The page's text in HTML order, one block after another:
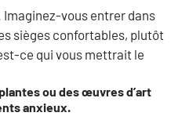
Imaginez-vous entrer dans
sièges confortables, plutôt
ce qui vous mettrait le
ou des œuvres d’art
anxieux.